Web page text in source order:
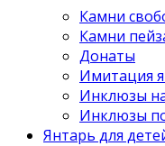
Камни
Камни
Донаты
Имитация
Инклюзы
Инклюзы
Янтарь для